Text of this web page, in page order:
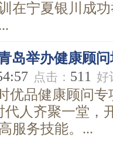
在宁夏银川成
岛举办健康顾
点击： 511 好
优品健康顾问
代人齐聚一堂，
服务技能。...